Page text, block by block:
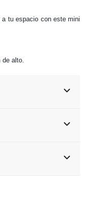
tu espacio con este mini
alto.